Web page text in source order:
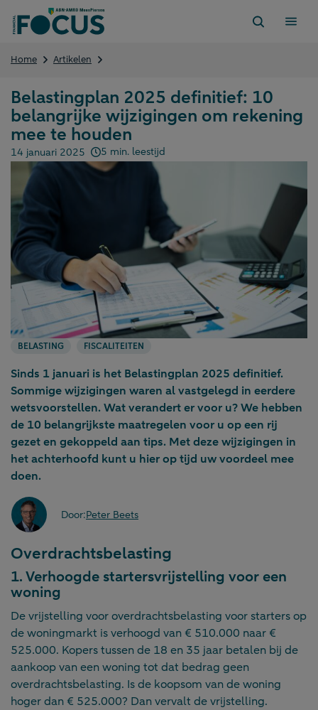
naar
Home Artikelen
10
belangrijke
wijzigingen
om
rekening
mee
Belastingplan 2025 definitief: 10
belangrijke wijzigingen om rekening
mee te houden
Gepubliceerd op:
14 januari 2025 5 min. leestijd
BELASTING FISCALITEITEN
Sinds 1 januari is het Belastingplan 2025 definitief.
Sommige wijzigingen waren al vastgelegd in eerdere
wetsvoorstellen. Wat verandert er voor u? We hebben
de 10 belangrijkste maatregelen voor u op een rij
gezet en gekoppeld aan tips. Met deze wijzigingen in
het achterhoofd kunt u hier op tijd uw voordeel mee
doen.
Door:Peter Beets
Overdrachtsbelasting
1. Verhoogde startersvrijstelling voor een
woning
De vrijstelling voor overdrachtsbelasting voor starters op
de woningmarkt is verhoogd van € 510.000 naar €
525.000. Kopers tussen de 18 en 35 jaar betalen bij de
aankoop van een woning tot dat bedrag geen
overdrachtsbelasting. Is de koopsom van de woning
hoger dan € 525.000? Dan vervalt de vrijstelling.